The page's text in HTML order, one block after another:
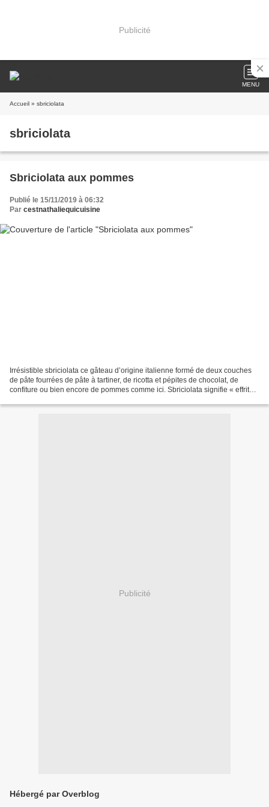
Publicité
MENU
Accueil » sbriciolata
sbriciolata
Sbriciolata aux pommes
Publié le 15/11/2019 à 06:32
Par cestnathaliequicuisine
Irrésistible sbriciolata ce gâteau d’origine italienne formé de deux couches
de pâte fourrées de pâte à tartiner, de ricotta et pépites de chocolat, de
confiture ou bien encore de pommes comme ici. Sbriciolata signifie « effrité
Publicité
Hébergé par Overblog